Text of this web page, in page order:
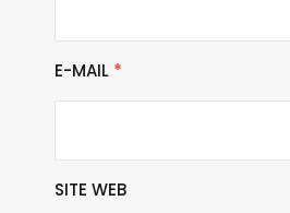
E-MAIL *
SITE WEB